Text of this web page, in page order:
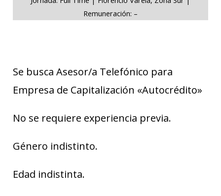
Remuneración: –
Se busca Asesor/a Telefónico para
Empresa de Capitalización «Autocrédito»
No se requiere experiencia previa.
Género indistinto.
Edad indistinta.